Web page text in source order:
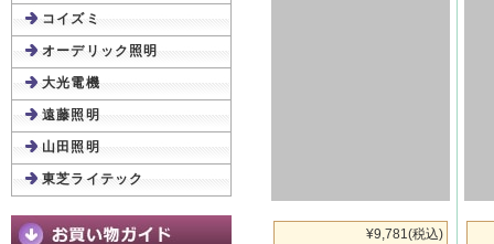
¥9,781(税込)
コイズミ
オーデリック照明
大光電機
遠藤照明
山田照明
東芝ライテック